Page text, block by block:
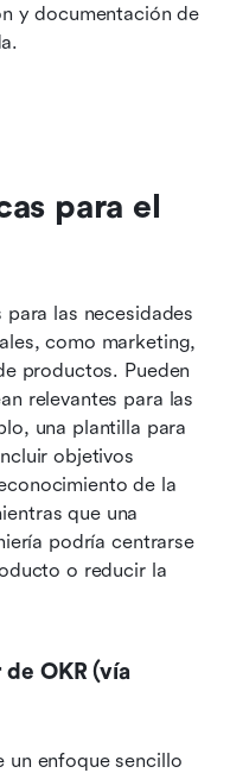
y documentación de
para el
las necesidades
como marketing,
productos. Pueden
relevantes para las
una plantilla para
objetivos
de la
que una
podría centrarse
o reducir la
OKR (vía
un enfoque sencillo